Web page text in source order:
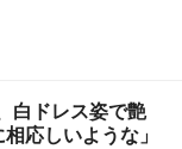
白ドレス姿で艶
応しいような」